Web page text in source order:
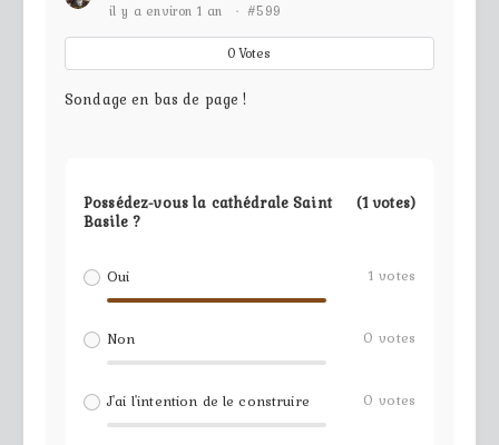
il y a environ 1 an
· #599
0Votes
Sondage en bas de page !
Possédez-vous la cathédrale Saint
Basile ?
(1 votes)
Oui 1 votes
Non 0 votes
J'ai l'intention de le construire 0 votes